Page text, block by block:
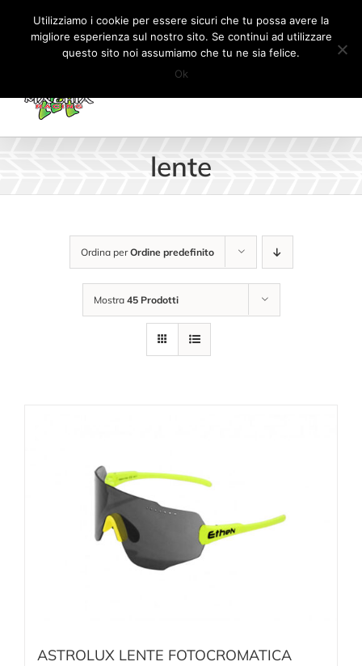
Salta
contenuto
Il mio account CARRELLO
lente
Ordina perOrdine predefinito
Mostra 45 Prodotti
ASTROLUX LENTE FOTOCROMATICA
Utilizziamo i cookie per essere sicuri che tu possa avere la
migliore esperienza sul nostro sito. Se continui ad utilizzare
questo sito noi assumiamo che tu ne sia felice.
Ok